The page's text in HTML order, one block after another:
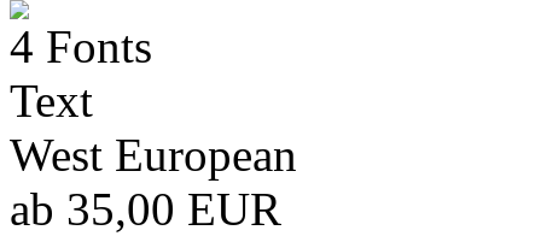
4 Fonts
Text
West European
ab 35,00 EUR